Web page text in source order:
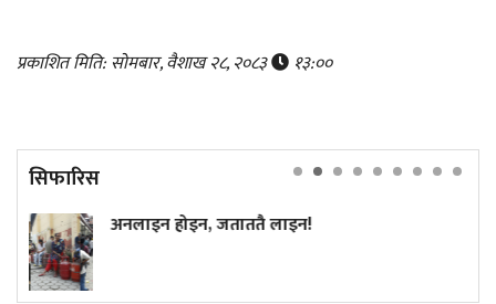
प्रकाशित मिति: सोमबार, वैशाख २८, २०८३ १३:००
सिफारिस
लाइन!